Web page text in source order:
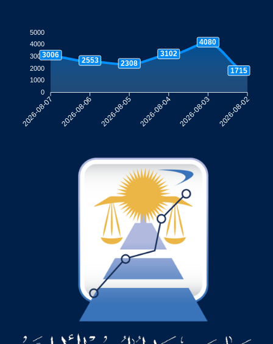
5000
4000
3000
2000
1000
0
3006
2553 2308
3102
4080
1715
2026-08-07 2026-08-06 2026-08-05 2026-08-04 2026-08-03 2026-08-02